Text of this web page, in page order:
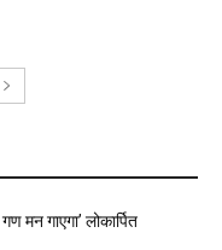
मन गाएगा’ लोकार्पित